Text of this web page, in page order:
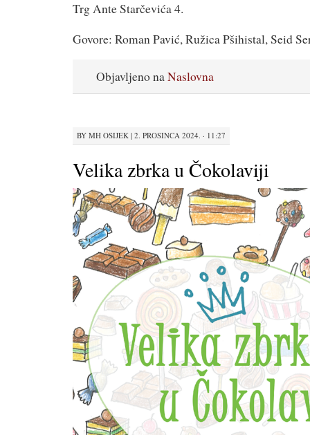
Trg Ante Starčevića 4.
Govore: Roman Pavić, Ružica Pšihistal, Seid
Objavljeno naNaslovna
BY MH OSIJEK | 2. PROSINCA 2024. · 11:27
Velika zbrka u Čokolaviji